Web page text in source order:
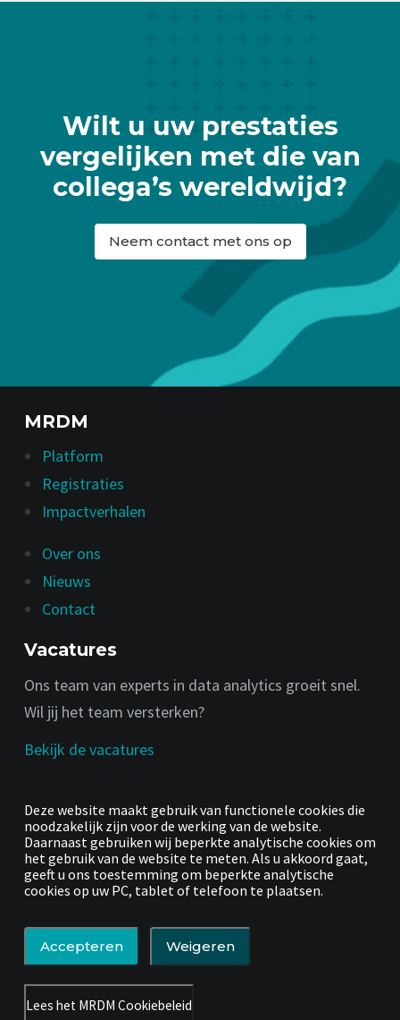
Wilt u uw prestaties
vergelijken met die van
collega’s wereldwijd?
Neem contact met ons op
MRDM
Platform
Registraties
Impactverhalen
Over ons
Nieuws
Contact
Vacatures
Ons team van experts in data analytics groeit snel.
Wil jij het team versterken?
Bekijk de vacatures
Voor product updates, impactverhalen, vacatures en
andere nieuws.
LinkedIn
© MRDM, onderdeel van de
Privacyverklaring.Cookies
Deze website maakt gebruik van functionele cookies die
noodzakelijk zijn voor de werking van de website.
Daarnaast gebruiken wij beperkte analytische cookies om
het gebruik van de website te meten. Als u akkoord gaat,
geeft u ons toestemming om beperkte analytische
cookies op uw PC, tablet of telefoon te plaatsen.
Accepteren Weigeren
Lees het MRDM Cookiebeleid